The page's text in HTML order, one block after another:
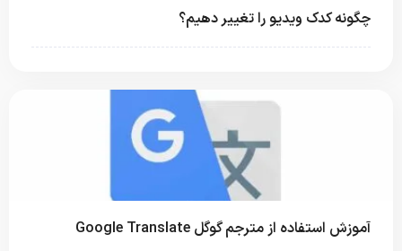
چگونه کدک ویدیو را تغییر دهیم؟
آموزش استفاده از مترجم گوگل Google Translate